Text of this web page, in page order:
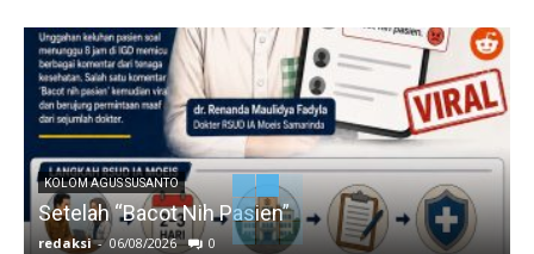
KOLOM AGUS SUSANTO
Setelah “Bacot Nih Pasien”
redaksi - 06/08/2026 0